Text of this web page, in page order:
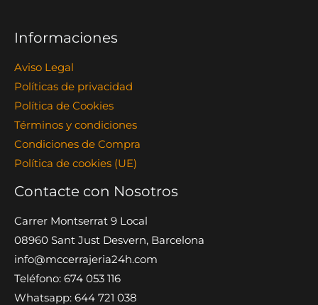
Informaciones
Aviso Legal
Políticas de privacidad
Política de Cookies
Términos y condiciones
Condiciones de Compra
Política de cookies (UE)
Contacte con Nosotros
Carrer Montserrat 9 Local
08960 Sant Just Desvern, Barcelona
info@mccerrajeria24h.com
Teléfono: 674 053 116
Whatsapp: 644 721 038